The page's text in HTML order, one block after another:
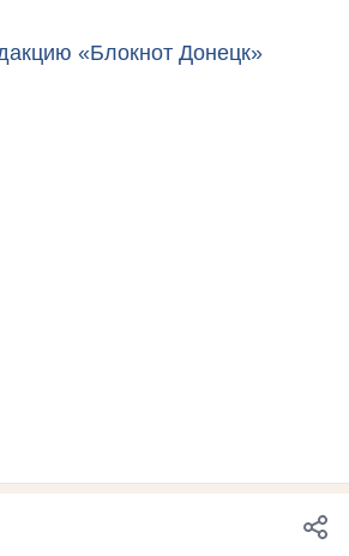
«Блокнот Донецк»